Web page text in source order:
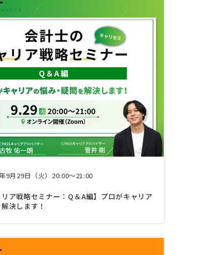
9月29日（火）20:00～21:00
リア戦略セミナー：Q＆A編】プロがキャリア
決します！